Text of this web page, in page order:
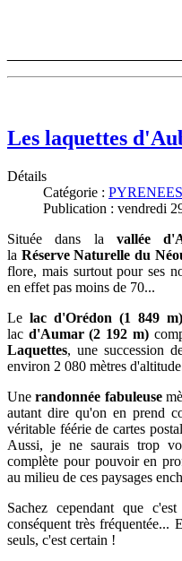
Les laquettes
Détails
Catégorie : PYRENEES
Publication : vendredi
Située dans la vallée
la Réserve Naturelle du
flore, mais surtout pour ses
en effet pas moins de 70...
Le lac d'Orédon (1 849 m)
lac d'Aumar (2 192 m)
Laquettes, une succession
environ 2 080 mètres
Unerandonnée fabuleuse
autant dire qu'on en prend
véritable féérie de cartes
Aussi, je ne saurais trop
complète pour pouvoir en
au milieu de ces paysages
Sachez cependant que
conséquent très fréquentée...
seuls, c'est certain !